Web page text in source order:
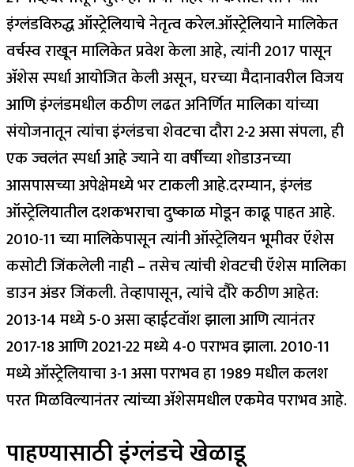
इंग्लंडविरुद्ध ऑस्ट्रेलियाचे नेतृत्व करेल.ऑस्ट्रेलियाने मालिकेत
वर्चस्व राखून मालिकेत प्रवेश केला आहे, त्यांनी 2017 पासून
ॲशेस स्पर्धा आयोजित केली असून, घरच्या मैदानावरील विजय
आणि इंग्लंडमधील कठीण लढत अनिर्णित मालिका यांच्या
संयोजनातून त्यांचा इंग्लंडचा शेवटचा दौरा 2-2 असा संपला, ही
एक ज्वलंत स्पर्धा आहे ज्याने या वर्षीच्या शोडाउनच्या
आसपासच्या अपेक्षेमध्ये भर टाकली आहे.दरम्यान, इंग्लंड
ऑस्ट्रेलियातील दशकभराचा दुष्काळ मोडून काढू पाहत आहे.
2010-11 च्या मालिकेपासून त्यांनी ऑस्ट्रेलियन भूमीवर ऍशेस
कसोटी जिंकलेली नाही – तसेच त्यांची शेवटची ऍशेस मालिका
डाउन अंडर जिंकली. तेव्हापासून, त्यांचे दौरे कठीण आहेत:
2013-14 मध्ये 5-0 असा व्हाईटवॉश झाला आणि त्यानंतर
2017-18 आणि 2021-22 मध्ये 4-0 पराभव झाला. 2010-11
मध्ये ऑस्ट्रेलियाचा 3-1 असा पराभव हा 1989 मधील कलश
परत मिळविल्यानंतर त्यांच्या ॲशेसमधील एकमेव पराभव आहे.
पाहण्यासाठी इंग्लंडचे खेळाडू